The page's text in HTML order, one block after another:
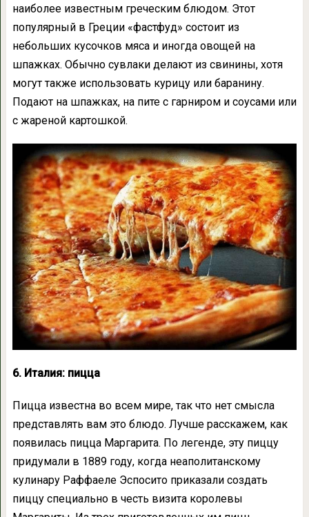
наиболее известным греческим блюдом. Этот
популярный в Греции «фастфуд» состоит из
небольших кусочков мяса и иногда овощей на
шпажках. Обычно сувлаки делают из свинины, хотя
могут также использовать курицу или баранину.
Подают на шпажках, на пите с гарниром и соусами или
с жареной картошкой.
6. Италия: пицца
Пицца известна во всем мире, так что нет смысла
представлять вам это блюдо. Лучше расскажем, как
появилась пицца Маргарита. По легенде, эту пиццу
придумали в 1889 году, когда неаполитанскому
кулинару Раффаеле Эспосито приказали создать
пиццу специально в честь визита королевы